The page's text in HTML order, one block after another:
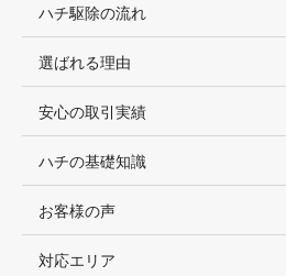
ハチ駆除の流れ
選ばれる理由
安心の取引実績
ハチの基礎知識
お客様の声
対応エリア